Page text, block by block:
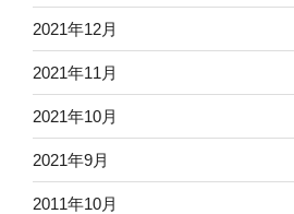
2021年12月
2021年11月
2021年10月
2021年9月
2011年10月